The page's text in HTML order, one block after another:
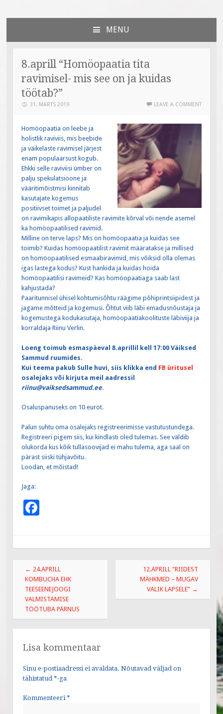
Väiksed Sammud
sünnitoetusega seotud veebileht
MENU
CONTENT
8.aprill “Homöopaatia tita
ravimisel- mis see on ja kuidas
töötab?”
31. MÄRTS 2019 LEAVE A COMMENT
Homöopaatia on leebe ja
holistlik raviviis, mis beebide
ja väikelaste ravimisel järjest
enam populaarsust kogub.
Ehkki selle raviviisi ümber on
palju spekulatsioone ja
vääritimõistmisi kinnitab
kasutajate kogemus
positiivset toimet ja paljudel
on ravimikapis allopaatiliste ravimite kõrval või nende asemel
ka homöopaatilised ravimid.
Milline on terve laps? Mis on homöopaatia ja kuidas see
toimib? Kuidas homöopaatilist ravimit määratakse ja millised
on homöopaatilised esmaabiravimid, mis võiksid olla olemas
igas lastega kodus? Kust hankida ja kuidas hoida
homöopaatilisi ravimeid? Kas homöopaatiaga saab last
kahjustada?
Paaritunnisel ühisel kohtumisõhtu räägime põhiprintsiipidest ja
jagame mõtteid ja kogemusi. Õhtut viib läbi emadusnõustaja ja
kogemustega kodukasutaja, homöopaatiakoolituste läbiviija ja
korraldaja Riinu Verlin.
Loeng toimub esmaspäeval 8.aprillil kell 17:00 Väiksed
Sammud ruumides.
Kui teema pakub Sulle huvi, siis klikka end FB üritusel
osalejaks või kirjuta meil aadressil
riinu@vaiksedsammud.ee.
Osaluspanuseks on 10 eurot.
Palun suhtu oma osalejaks registreerimisse vastutustundega.
Registreeri pigem siis, kui kindlasti oled tulemas. See väldib
olukorda kus kõik tullasoovijad ei mahu tulema, aga saal on
pärast siiski tühjavõitu.
Loodan, et mõistad!
Jaga:
o
o
k
Post
navigation
← 24.APRILL
KOMBUCHA EHK
TEESEENEJOOGI
VALMISTAMISE
TÖÖTUBA PÄRNUS
12.APRILL “RIIDEST
MÄHKMED – MUGAV
VALIK LAPSELE” →
Lisa kommentaar
Sinu e-postiaadressi ei avaldata. Nõutavad väljad on
tähistatud *-ga
Kommenteeri*